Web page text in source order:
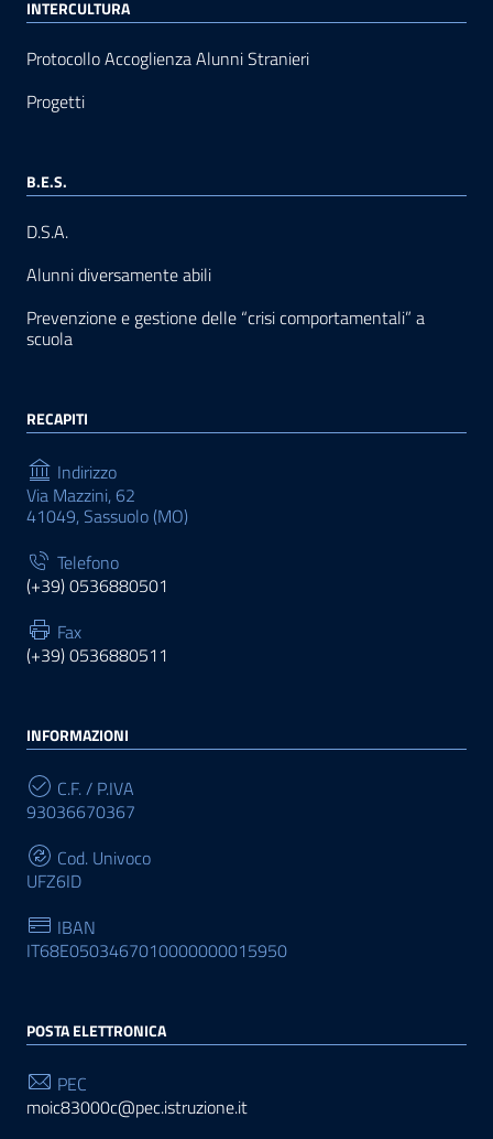
INTERCULTURA
Protocollo Accoglienza Alunni Stranieri
Progetti
B.E.S.
D.S.A.
Alunni diversamente abili
Prevenzione e gestione delle “crisi comportamentali” a
scuola
RECAPITI
Indirizzo
Via Mazzini, 62
41049, Sassuolo (MO)
Telefono
(+39) 0536880501
Fax
(+39) 0536880511
INFORMAZIONI
C.F. / P.IVA
93036670367
Cod. Univoco
UFZ6ID
IBAN
IT68E0503467010000000015950
POSTA ELETTRONICA
PEC
moic83000c@pec.istruzione.it